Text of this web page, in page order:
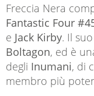
Freccia Nera
Fantastic Four
e Jack Kirby. Il
Boltagon, ed è
degli Inumani, di
membro più